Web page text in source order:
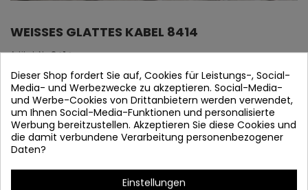
WEISSES GLATTES KABEL 8414
Artikel-Nr. 8414
Auf Lager
Flexibles Kabel in Baumwolloptik
Innenzug: 2 x 0,75 mm
Artikeldetails
Dieser Shop fordert Sie auf, Cookies für Leistungs-, Social-
Media- und Werbezwecke zu akzeptieren. Social-Media-
und Werbe-Cookies von Drittanbietern werden verwendet,
um Ihnen Social-Media-Funktionen und personalisierte
Werbung bereitzustellen. Akzeptieren Sie diese Cookies und
die damit verbundene Verarbeitung personenbezogener
Daten?
Einstellungen